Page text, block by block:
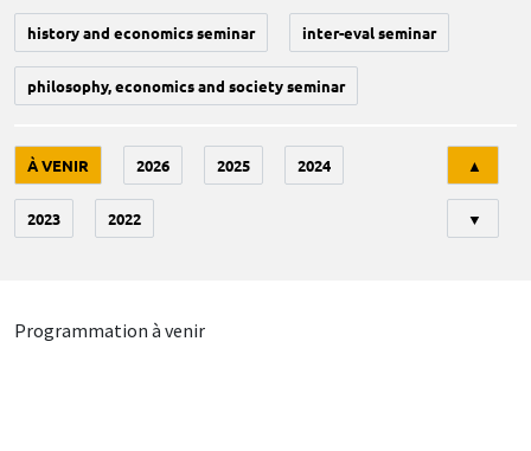
history and economics seminar inter-eval seminar
philosophy, economics and society seminar
À VENIR 2026 2025 2024
2023 2022
▲
▼
Programmation à venir